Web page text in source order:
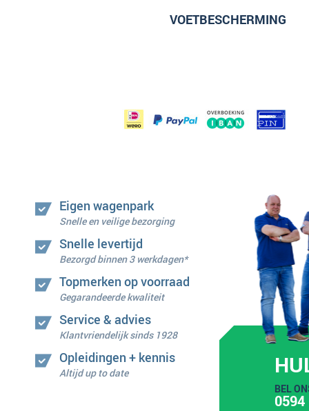
VOETBESCHERMING
Eigen wagenpark
Snelle en veilige bezorging
Snelle levertijd
Bezorgd binnen 3 werkdagen*
Topmerken op voorraad
Gegarandeerde kwaliteit
Service & advies
Klantvriendelijk sinds 1928
Opleidingen + kennis
Altijd up to date
BEL
0594